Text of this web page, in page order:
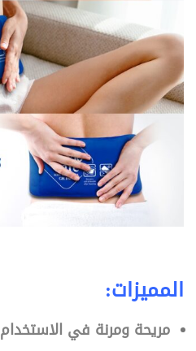
المميزات:
مريحة ومرنة في الاستخدام